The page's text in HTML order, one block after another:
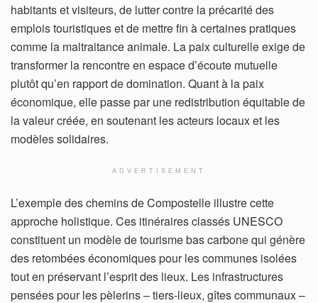
habitants et visiteurs, de lutter contre la précarité des
emplois touristiques et de mettre fin à certaines pratiques
comme la maltraitance animale. La paix culturelle exige de
transformer la rencontre en espace d’écoute mutuelle
plutôt qu’en rapport de domination. Quant à la paix
économique, elle passe par une redistribution équitable de
la valeur créée, en soutenant les acteurs locaux et les
modèles solidaires.
ADVERTISEMENT
L’exemple des chemins de Compostelle illustre cette
approche holistique. Ces itinéraires classés UNESCO
constituent un modèle de tourisme bas carbone qui génère
des retombées économiques pour les communes isolées
tout en préservant l’esprit des lieux. Les infrastructures
pensées pour les pèlerins – tiers-lieux, gîtes communaux –